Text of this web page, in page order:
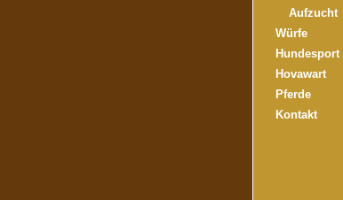
Aufzucht
Würfe
Hundesport
Hovawart
Pferde
Kontakt